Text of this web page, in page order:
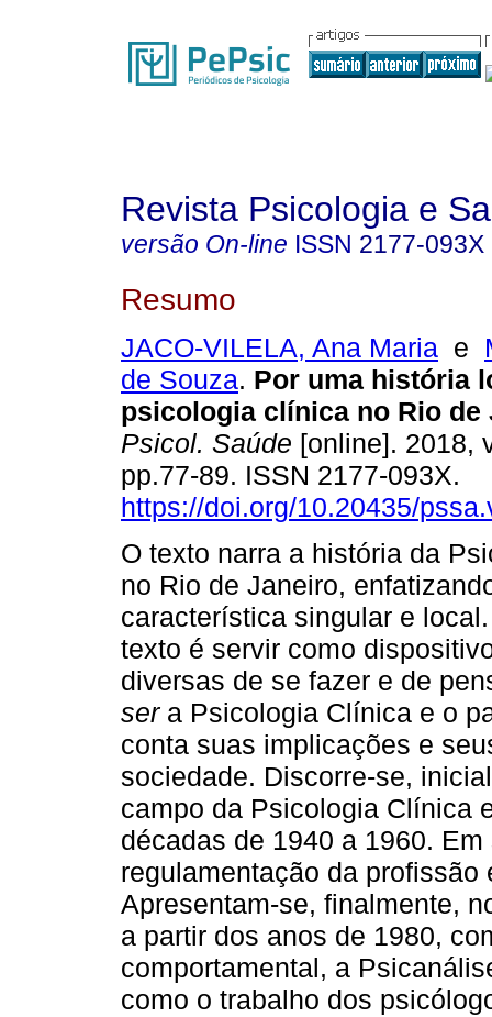
Revista Psicologia e
versão On-line ISSN 2177-093X
Resumo
JACO-VILELA, Ana Maria e
de Souza. Por uma história
psicologia clínica no Rio de
Psicol. Saúde [online]. 2018,
pp.77-89. ISSN 2177-093X.
https://doi.org/10.20435/
O texto narra a história da
no Rio de Janeiro,
característica singular e
texto é servir como
diversas de se fazer e de
sera Psicologia Clínica e o
conta suas implicações e
sociedade. Discorre-se,
campo da Psicologia Clínica
décadas de 1940 a 1960.
regulamentação da
Apresentam-se, finalmente,
a partir dos anos de 1980,
comportamental, a
como o trabalho dos